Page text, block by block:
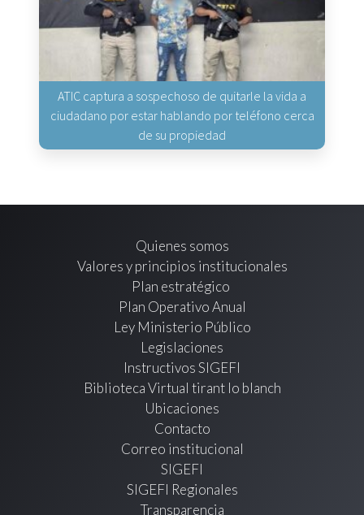
ATIC captura a sospechoso de quitarle la vida a
ciudadano por estar hablando por teléfono cerca
de su propiedad
Quienes somos
Valores y principios institucionales
Plan estratégico
Plan Operativo Anual
Ley Ministerio Público
Legislaciones
Instructivos SIGEFI
Biblioteca Virtual tirant lo blanch
Ubicaciones
Contacto
Correo institucional
SIGEFI
SIGEFI Regionales
Transparencia